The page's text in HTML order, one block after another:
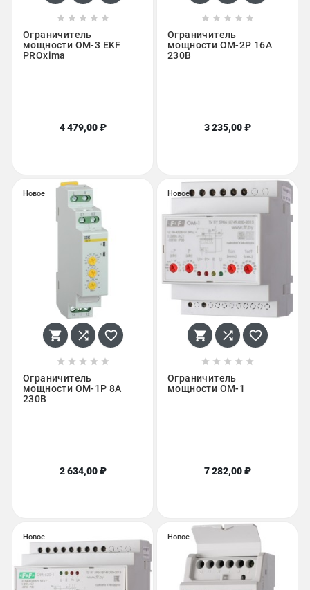
    
Ограничитель
мощности ОМ-3 EKF
PROxima
4 479,00 ₽
    
Ограничитель
мощности ОМ-2P 16А
230В
3 235,00 ₽
Новое
  
    
Ограничитель
мощности ОМ-1P 8А
230В
2 634,00 ₽
Новое
  
    
Ограничитель
мощности ОМ-1
7 282,00 ₽
Новое Новое